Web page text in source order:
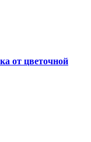
от цветочной